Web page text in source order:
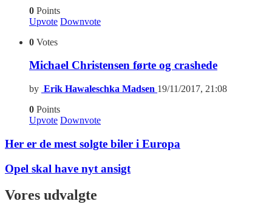
0 Points
Upvote Downvote
0 Votes
Michael Christensen førte og crashede
by Erik Hawaleschka Madsen 19/11/2017, 21:08
0 Points
Upvote Downvote
Her er de mest solgte biler i Europa
Opel skal have nyt ansigt
Vores udvalgte